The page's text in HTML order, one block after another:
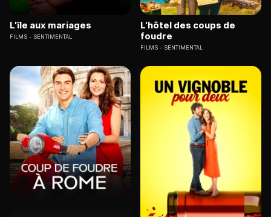
L'île aux mariages
FILMS SENTIMENTAL
L'hôtel des coups de
foudre
FILMS SENTIMENTAL